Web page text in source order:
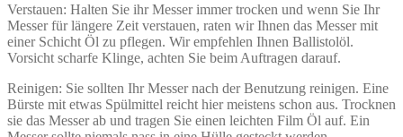
Verstauen: Halten Sie ihr Messer immer trocken und wenn Sie Ihr
Messer für längere Zeit verstauen, raten wir Ihnen das Messer mit
einer Schicht Öl zu pflegen. Wir empfehlen Ihnen Ballistolöl.
Vorsicht scharfe Klinge, achten Sie beim Auftragen darauf.
Reinigen: Sie sollten Ihr Messer nach der Benutzung reinigen. Eine
Bürste mit etwas Spülmittel reicht hier meistens schon aus. Trocknen
sie das Messer ab und tragen Sie einen leichten Film Öl auf. Ein